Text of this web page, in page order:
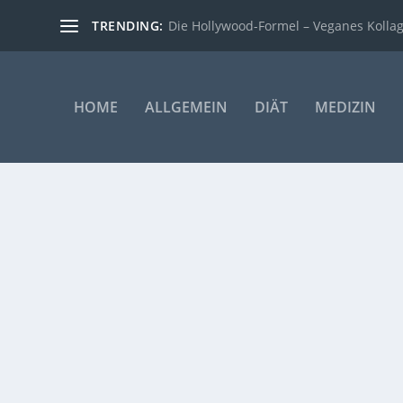
TRENDING: Die Hollywood-Formel – Veganes
HOME ALLGEMEIN DIÄT MEDIZIN